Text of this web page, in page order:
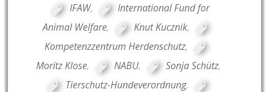
IFAW,
International Fund for
Animal Welfare, Knut Kucznik,
Kompetenzzentrum Herdenschutz,
Moritz Klose, NABU, Sonja Schütz,
Tierschutz-Hundeverordnung,